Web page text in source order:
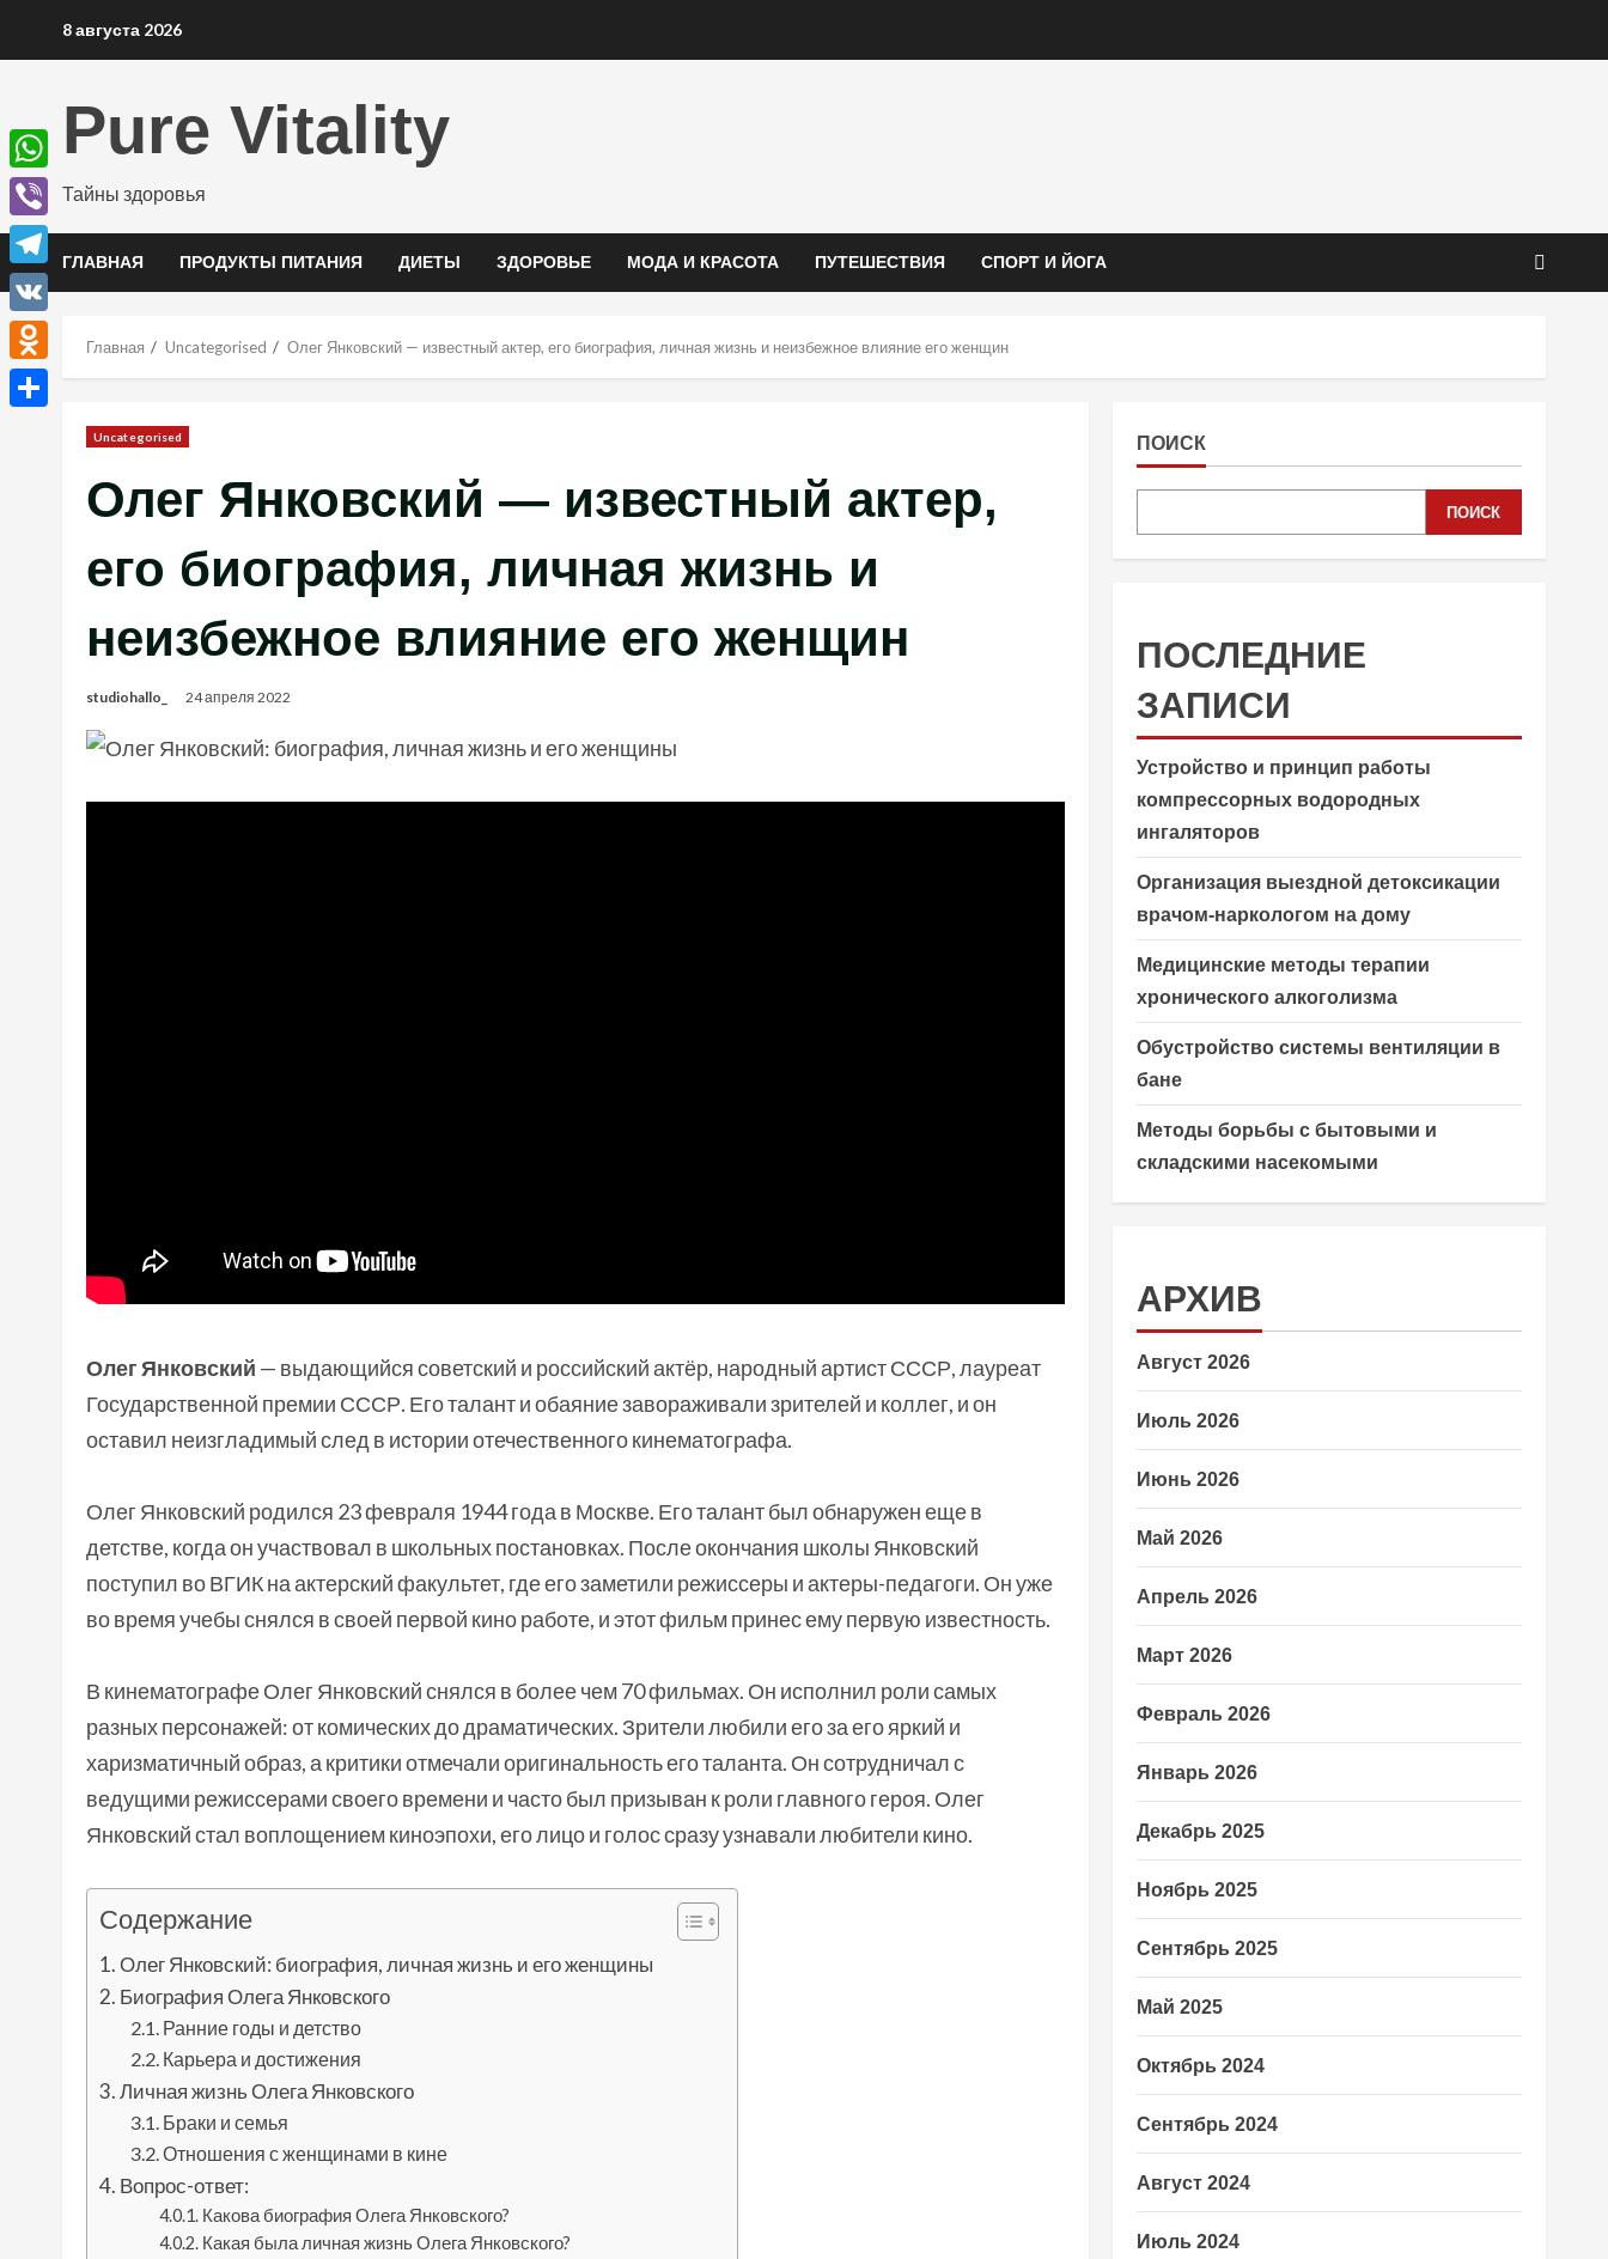
8 августа 2026
Pure Vitality
Тайны здоровья
ГЛАВНАЯ ПРОДУКТЫ ПИТАНИЯ ДИЕТЫ ЗДОРОВЬЕ МОДА И КРАСОТА ПУТЕШЕСТВИЯ СПОРТ И ЙОГА
Главная Uncategorised Олег Янковский — известный актер, его биография, личная жизнь и неизбежное влияние его женщин
Uncategorised
Олег Янковский — известный актер,
его биография, личная жизнь и
неизбежное влияние его женщин
studiohallo_ 24 апреля 2022
Олег Янковский — выдающийся советский и российский актёр, народный артист СССР, лауреат
Государственной премии СССР. Его талант и обаяние завораживали зрителей и коллег, и он
оставил неизгладимый след в истории отечественного кинематографа.
Олег Янковский родился 23 февраля 1944 года в Москве. Его талант был обнаружен еще в
детстве, когда он участвовал в школьных постановках. После окончания школы Янковский
поступил во ВГИК на актерский факультет, где его заметили режиссеры и актеры-педагоги. Он уже
во время учебы снялся в своей первой кино работе, и этот фильм принес ему первую известность.
В кинематографе Олег Янковский снялся в более чем 70 фильмах. Он исполнил роли самых
разных персонажей: от комических до драматических. Зрители любили его за его яркий и
харизматичный образ, а критики отмечали оригинальность его таланта. Он сотрудничал с
ведущими режиссерами своего времени и часто был призыван к роли главного героя. Олег
Янковский стал воплощением киноэпохи, его лицо и голос сразу узнавали любители кино.
Содержание
Олег Янковский: биография, личная жизнь и его женщины
Биография Олега Янковского
Ранние годы и детство
Карьера и достижения
Личная жизнь Олега Янковского
Браки и семья
Отношения с женщинами в кине
Вопрос-ответ:
Какова биография Олега Янковского?
Какая была личная жизнь Олега Янковского?
ПОИСК
ПОИСК
ПОСЛЕДНИЕ
ЗАПИСИ
Устройство и принцип работы
компрессорных водородных
ингаляторов
Организация выездной детоксикации
врачом-наркологом на дому
Медицинские методы терапии
хронического алкоголизма
Обустройство системы вентиляции в
бане
Методы борьбы с бытовыми и
складскими насекомыми
АРХИВ
Август 2026
Июль 2026
Июнь 2026
Май 2026
Апрель 2026
Март 2026
Февраль 2026
Январь 2026
Декабрь 2025
Ноябрь 2025
Сентябрь 2025
Май 2025
Октябрь 2024
Сентябрь 2024
Август 2024
Июль 2024
WhatsApp
Viber
Telegram
VK
Odnoklassniki
Отправить